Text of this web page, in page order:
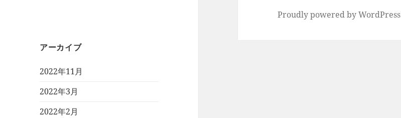
アーカイブ
2022年11月
2022年3月
2022年2月
Proudly powered by WordPress